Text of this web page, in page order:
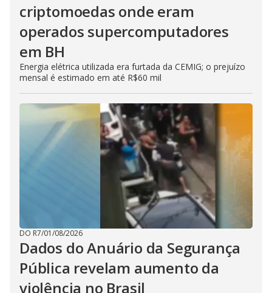
criptomoedas onde eram
operados supercomputadores
em BH
Energia elétrica utilizada era furtada da CEMIG; o prejuízo
mensal é estimado em até R$60 mil
DO R7/01/08/2026
Dados do Anuário da Segurança
Pública revelam aumento da
violência no Brasil